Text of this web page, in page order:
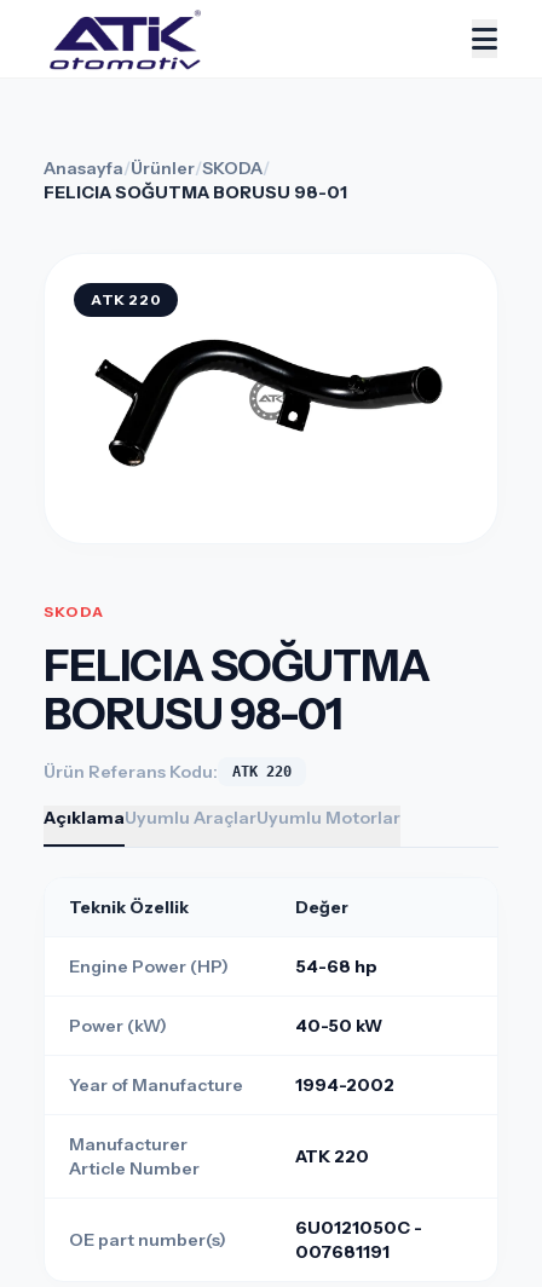
Anasayfa/Ürünler/SKODA/
FELICIA SOĞUTMA BORUSU 98-01
ATK 220
SKODA
FELICIA SOĞUTMA
BORUSU 98-01
Ürün Referans Kodu: ATK 220
AçıklamaUyumlu AraçlarUyumlu Motorlar
Teknik Özellik Değer
Engine Power (HP) 54-68 hp
Power (kW) 40-50 kW
Year of Manufacture 1994-2002
Manufacturer
Article Number
ATK 220
OE part number(s)
6U0121050C -
007681191